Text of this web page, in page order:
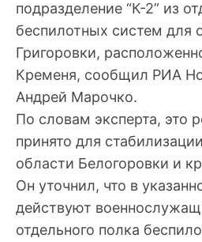
подразделение “К-2” из
беспилотных систем для
Григоровки,
Кременя, сообщил РИА
Андрей Марочко.
По словам эксперта, это
принято для
области Белогоровки и
Он уточнил, что в
действуют
отдельного полка